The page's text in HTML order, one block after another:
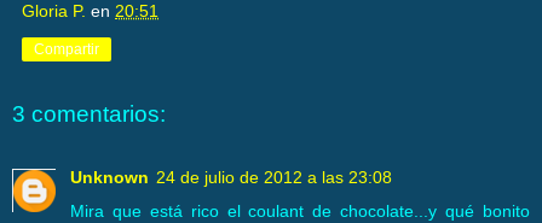
Gloria P. en 20:51
Compartir
3 comentarios:
Unknown 24 de julio de 2012 a las 23:08
Mira que está rico el coulant de chocolate...y qué bonito